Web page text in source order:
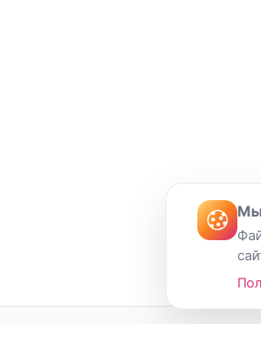
Мы